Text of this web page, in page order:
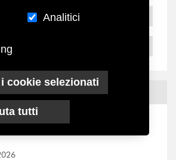
2005
Notizie edEventi
Notizie-Eventi
Analitici
cookie selezionati
tutti